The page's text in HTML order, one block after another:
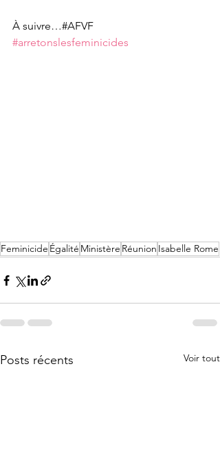
À suivre…#AFVF
#arretonslesfeminicides
Feminicide Égalité Ministère Réunion Isabelle Rome
Posts récents Voir tout